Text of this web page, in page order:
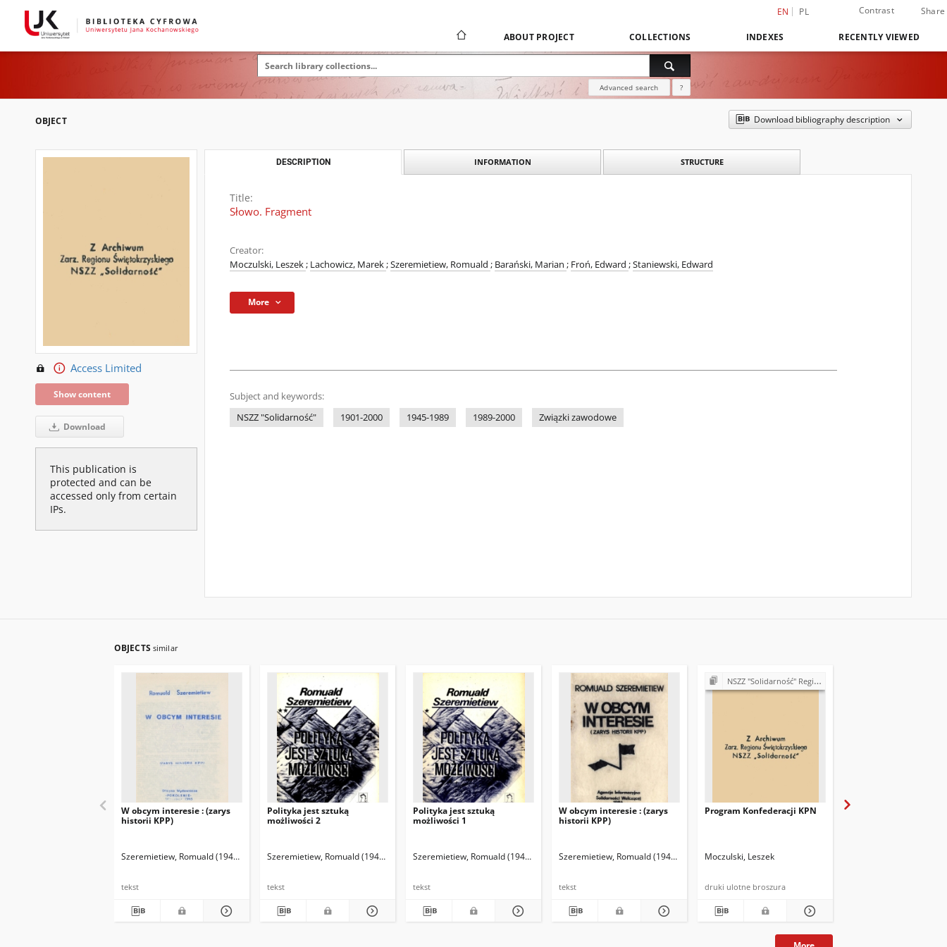
EN PL Contrast Share
ABOUT PROJECT COLLECTIONS INDEXES RECENTLY VIEWED
Advanced search ?
OBJECT Download bibliography description
Access Limited
Show content
Download
This publication is
protected and can be
accessed only from certain
IPs.
DESCRIPTION INFORMATION STRUCTURE
Title:
Słowo. Fragment
Creator:
Moczulski, Leszek; Lachowicz, Marek;Szeremietiew, Romuald ; Barański, Marian ; Froń, Edward ;Staniewski, Edward
More
Subject and keywords:
NSZZ "Solidarność"
1901-2000 1945-1989 1989-2000 Związki zawodowe
OBJECTS similar
W obcym interesie : (zarys
historii KPP)
Szeremietiew, Romuald (1945- )
tekst
Polityka jest sztuką
możliwości 2
Szeremietiew, Romuald (1945- )
tekst
Polityka jest sztuką
możliwości 1
Szeremietiew, Romuald (1945- )
tekst
W obcym interesie : (zarys
historii KPP)
Szeremietiew, Romuald (1945- )
tekst
NSZZ "Solidarność" Regionu Świętokrzyskiego - materiały różne
Program Konfederacji KPN
Moczulski, Leszek
druki ulotne broszura